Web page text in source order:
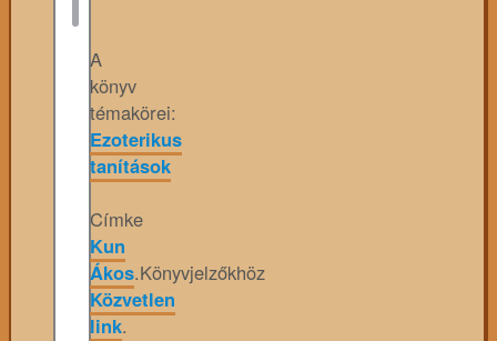
A
könyv
témakörei:
Ezoterikus
tanítások
Címke
Kun
Ákos.Könyvjelzőkhöz
Közvetlen
link.